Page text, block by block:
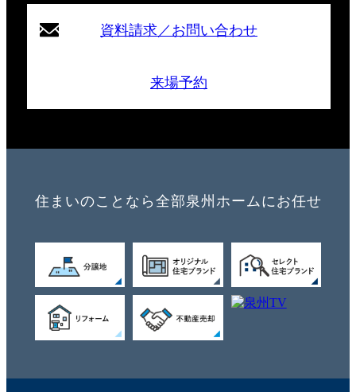
資料請求／お問い合わせ
来場予約
住まいのことなら全部泉州ホームにお任せ